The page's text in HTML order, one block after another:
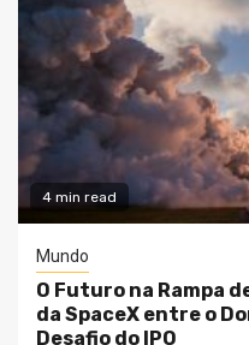
4 min read
Mundo
O Futuro na Rampa
da SpaceX entre o
Desafio do IPO